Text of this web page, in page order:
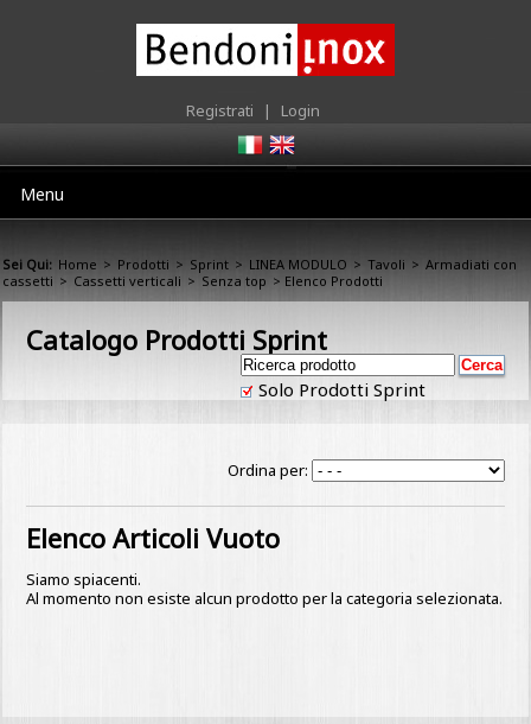
Registrati | Login
Menu
Sei Qui: Home > Prodotti > Sprint > LINEA MODULO > Tavoli > Armadiati con
cassetti > Cassetti verticali > Senza top > Elenco Prodotti
Catalogo Prodotti Sprint
Solo Prodotti Sprint
Ordina per:
Elenco Articoli Vuoto
Siamo spiacenti.
Al momento non esiste alcun prodotto per la categoria selezionata.